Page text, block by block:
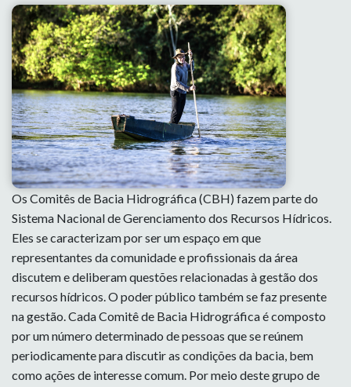
Os Comitês de Bacia Hidrográfica (CBH) fazem parte do
Sistema Nacional de Gerenciamento dos Recursos Hídricos.
Eles se caracterizam por ser um espaço em que
representantes da comunidade e profissionais da área
discutem e deliberam questões relacionadas à gestão dos
recursos hídricos. O poder público também se faz presente
na gestão. Cada Comitê de Bacia Hidrográfica é composto
por um número determinado de pessoas que se reúnem
periodicamente para discutir as condições da bacia, bem
como ações de interesse comum. Por meio deste grupo de